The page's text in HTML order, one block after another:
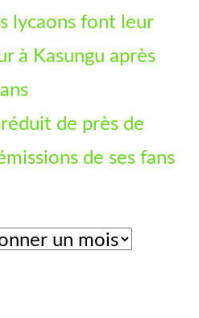
lycaons font leur
à Kasungu après
de près de
de ses fans